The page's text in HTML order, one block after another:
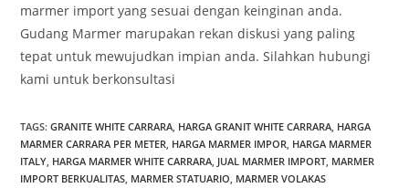
marmer import yang sesuai dengan keinginan anda.
Gudang Marmer marupakan rekan diskusi yang paling
tepat untuk mewujudkan impian anda. Silahkan hubungi
kami untuk berkonsultasi
TAGS:GRANITE WHITE CARRARA HARGA GRANIT WHITE CARRARA HARGA
MARMER CARRARA PER METER HARGA MARMER IMPOR HARGA MARMER
ITALY HARGA MARMER WHITE CARRARA JUAL MARMER IMPORT MARMER
IMPORT BERKUALITAS MARMER STATUARIO MARMER VOLAKAS